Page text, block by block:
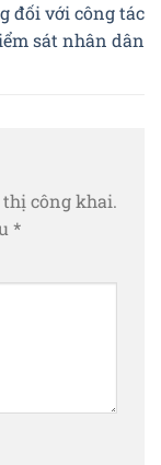
đối với công tác
sát nhân dân
công khai.
*